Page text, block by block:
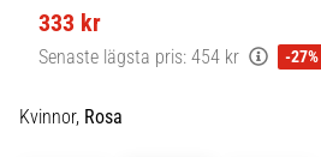
gång
oavsett
333 kr
Senaste lägsta pris: 454 kr -27%
Kvinnor, Rosa